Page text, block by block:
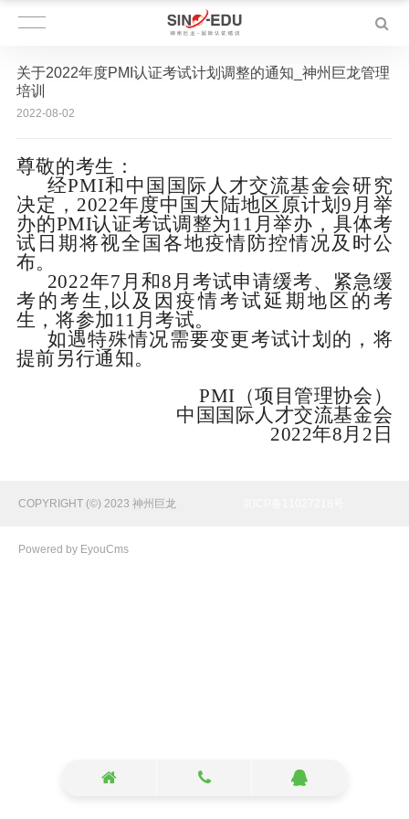
关于2022年度PMI认证考试计划调整的通知_神州巨龙管理
培训
2022-08-02
尊敬的考生：
经PMI和中国国际人才交流基金会研究
决定， 2022年度中国大陆地区原计划9 月举
办的PMI认证考试调整为 11 月举办，具体考
试日期将视全国各地疫情防控情况及时公
布。
2022年7 月和8 月考试申请缓考、紧急缓
考的考生 , 以及因疫情考试延期地区的考
生，将参加 11 月考试。
如遇特殊情况需要变更考试计划的，将
提前另行通知。
PMI （项目管理协会）
中国国际人才交流基金会
2022年8月 2 日
COPYRIGHT (©) 2023 神州巨龙
Powered by EyouCms